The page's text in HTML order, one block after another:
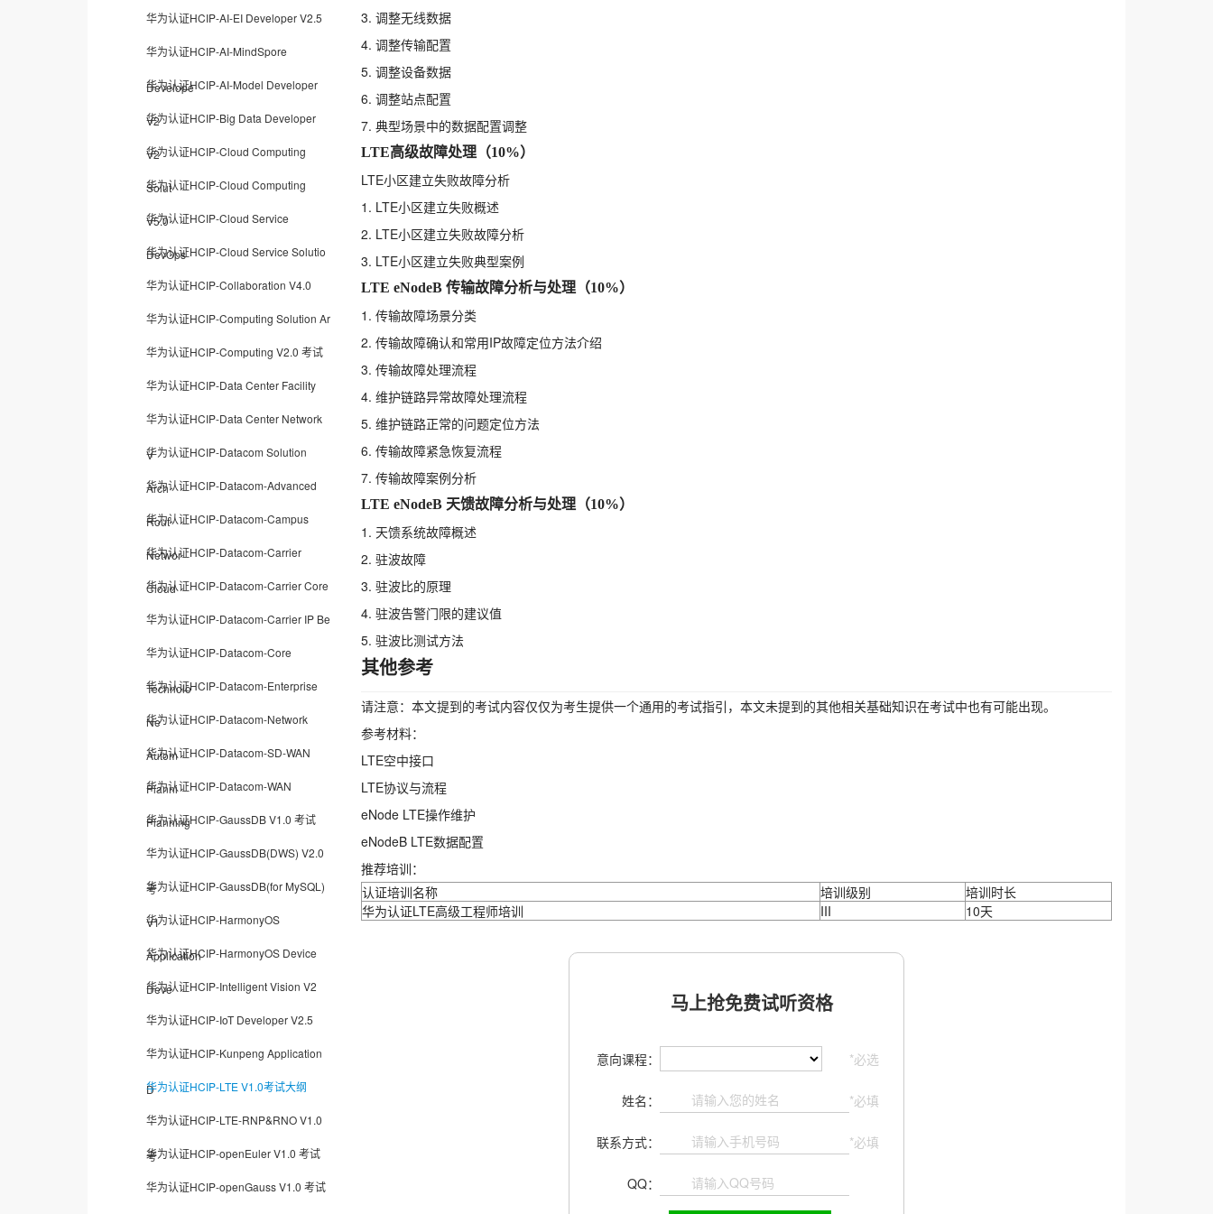
华为认证HCIP-AI-EI Developer V2.5
华为认证HCIP-AI-MindSpore
Develope
华为认证HCIP-AI-Model Developer
V2
华为认证HCIP-Big Data Developer
V2
华为认证HCIP-Cloud Computing
Solut
华为认证HCIP-Cloud Computing
V5.0
华为认证HCIP-Cloud Service
DevOps
华为认证HCIP-Cloud Service Solutio
华为认证HCIP-Collaboration V4.0
华为认证HCIP-Computing Solution Ar
华为认证HCIP-Computing V2.0 考试
华为认证HCIP-Data Center Facility
华为认证HCIP-Data Center Network
V
华为认证HCIP-Datacom Solution
Arch
华为认证HCIP-Datacom-Advanced
Rout
华为认证HCIP-Datacom-Campus
Networ
华为认证HCIP-Datacom-Carrier
Cloud
华为认证HCIP-Datacom-Carrier Core
华为认证HCIP-Datacom-Carrier IP Be
华为认证HCIP-Datacom-Core
Technolo
华为认证HCIP-Datacom-Enterprise
Ne
华为认证HCIP-Datacom-Network
Autom
华为认证HCIP-Datacom-SD-WAN
Planni
华为认证HCIP-Datacom-WAN
Planning
华为认证HCIP-GaussDB V1.0 考试
华为认证HCIP-GaussDB(DWS) V2.0
考
华为认证HCIP-GaussDB(for MySQL)
V1
华为认证HCIP-HarmonyOS
Application
华为认证HCIP-HarmonyOS Device
Deve
华为认证HCIP-Intelligent Vision V2
华为认证HCIP-IoT Developer V2.5
华为认证HCIP-Kunpeng Application
D
华为认证HCIP-LTE V1.0考试大纲
华为认证HCIP-LTE-RNP&RNO V1.0
考
华为认证HCIP-openEuler V1.0 考试
华为认证HCIP-openGauss V1.0 考试
3. 调整无线数据
4. 调整传输配置
5. 调整设备数据
6. 调整站点配置
7. 典型场景中的数据配置调整
LTE高级故障处理（10%）
LTE小区建立失败故障分析
1. LTE小区建立失败概述
2. LTE小区建立失败故障分析
3. LTE小区建立失败典型案例
LTE eNodeB 传输故障分析与处理（10%）
1. 传输故障场景分类
2. 传输故障确认和常用IP故障定位方法介绍
3. 传输故障处理流程
4. 维护链路异常故障处理流程
5. 维护链路正常的问题定位方法
6. 传输故障紧急恢复流程
7. 传输故障案例分析
LTE eNodeB 天馈故障分析与处理（10%）
1. 天馈系统故障概述
2. 驻波故障
3. 驻波比的原理
4. 驻波告警门限的建议值
5. 驻波比测试方法
其他参考
请注意：本文提到的考试内容仅仅为考生提供一个通用的考试指引，本文未提到的其他相关基础知识在考试中也有可能出现。
参考材料：
LTE空中接口
LTE协议与流程
eNode LTE操作维护
eNodeB LTE数据配置
推荐培训：
认证培训名称
培训级别
培训时长
华为认证LTE高级工程师培训
III 10天
马上抢免费试听资格
意向课程： *必选
姓名： *必填
联系方式： *必填
QQ：